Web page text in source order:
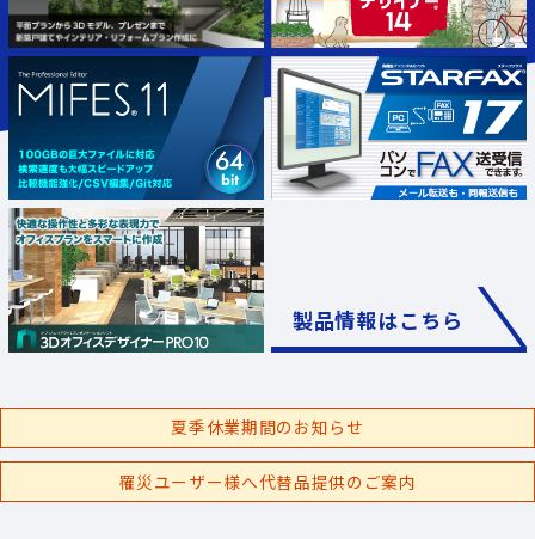
製品情報はこちら
夏季休業期間のお知らせ
罹災ユーザー様へ代替品提供のご案内